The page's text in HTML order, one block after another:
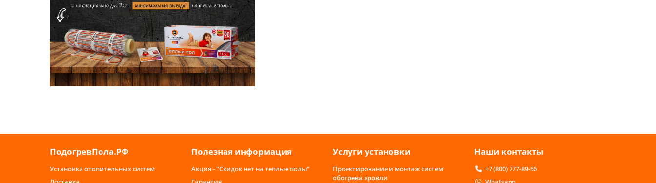
ПодогревПола.РФ
Установка отопительных систем
Полезная информация
Акция - "Скидок нет на теплые полы"
Услуги установки
Проектирование и монтаж систем
обогрева кровли
Наши контакты
+7 (800) 777-89-56